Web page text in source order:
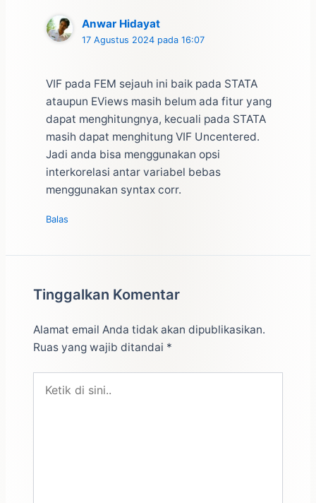
Anwar Hidayat
17 Agustus 2024 pada 16:07
VIF pada FEM sejauh ini baik pada STATA
ataupun EViews masih belum ada fitur yang
dapat menghitungnya, kecuali pada STATA
masih dapat menghitung VIF Uncentered.
Jadi anda bisa menggunakan opsi
interkorelasi antar variabel bebas
menggunakan syntax corr.
Balas
Tinggalkan Komentar
Alamat email Anda tidak akan dipublikasikan.
Ruas yang wajib ditandai *